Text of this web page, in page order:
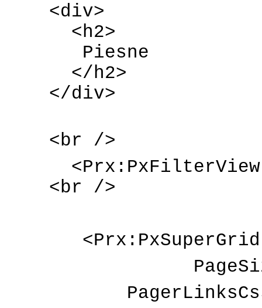
<div>
<h2>
Piesne
</h2>
</div>
<br />
<Prx:PxFilterView
<br />
<Prx:PxSuperGrid